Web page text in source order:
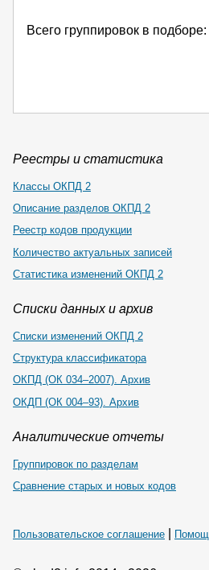
Всего группировок в подборе:
Реестры и статистика
Классы ОКПД 2
Описание разделов ОКПД 2
Реестр кодов продукции
Количество актуальных записей
Статистика изменений ОКПД 2
Списки данных и архив
Списки изменений ОКПД 2
Структура классификатора
ОКПД (ОК 034–2007). Архив
ОКДП (ОК 004–93). Архив
Аналитические отчеты
Группировок по разделам
Сравнение старых и новых кодов
Пользовательское соглашение